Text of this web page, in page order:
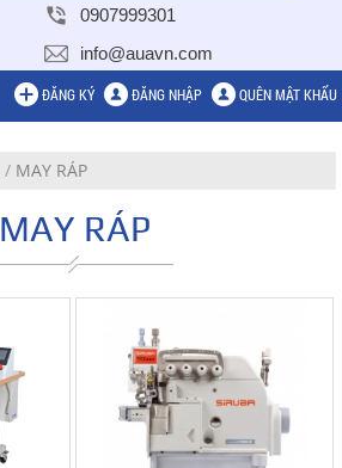
0907999301
info@auavn.com
ĐĂNG KÝ ĐĂNG NHẬP QUÊN MẬT KHẨU
/ MAY RÁP
MAY RÁP